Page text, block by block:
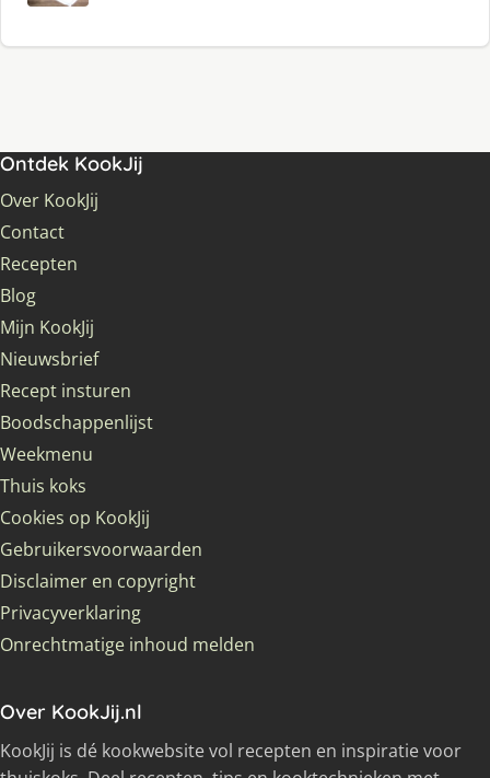
Ontdek KookJij
Over KookJij
Contact
Recepten
Blog
Mijn KookJij
Nieuwsbrief
Recept insturen
Boodschappenlijst
Weekmenu
Thuis koks
Cookies op KookJij
Gebruikersvoorwaarden
Disclaimer en copyright
Privacyverklaring
Onrechtmatige inhoud melden
Over KookJij.nl
KookJij is dé kookwebsite vol recepten en inspiratie voor